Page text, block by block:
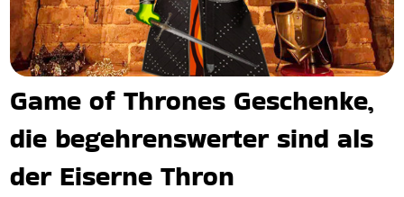
Game of Thrones Geschenke,
die begehrenswerter sind als
der Eiserne Thron